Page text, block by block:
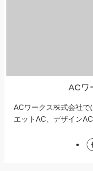
ACワ
ACワークス株式会社
エットAC、デザイン